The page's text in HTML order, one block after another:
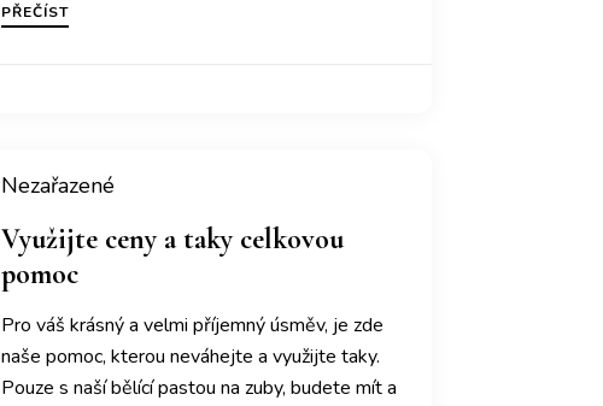
PŘEČÍST
Nezařazené
Využijte ceny a taky celkovou
pomoc
Pro váš krásný a velmi příjemný úsměv, je zde
naše pomoc, kterou neváhejte a využijte taky.
Pouze s naší bělící pastou na zuby, budete mít a